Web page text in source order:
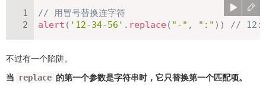
// 用冒号替换连字符
alert ( '12-34-56' . replace ( "-" , ":" ) ) //
不过有一个陷阱。
当
replace 的第一个参数是字符串时，它只替换第一个匹配项。